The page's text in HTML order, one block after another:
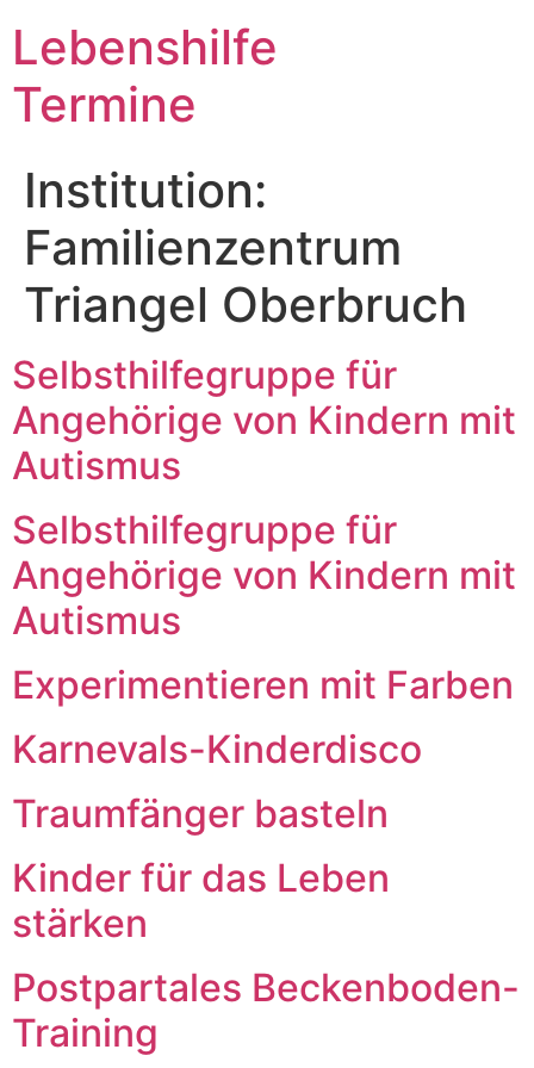
Lebenshilfe
Termine
Institution:
Familienzentrum
Triangel Oberbruch
Selbsthilfegruppe für
Angehörige von Kindern mit
Autismus
Selbsthilfegruppe für
Angehörige von Kindern mit
Autismus
Experimentieren mit Farben
Karnevals-Kinderdisco
Traumfänger basteln
Kinder für das Leben
stärken
Postpartales Beckenboden-
Training